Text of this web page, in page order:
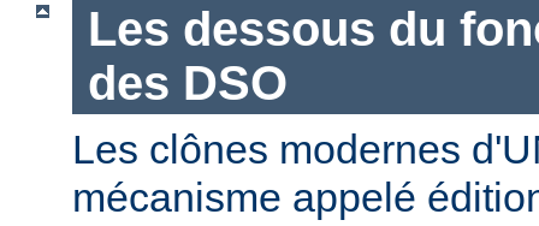
Les dessous du
des DSO
Les clônes modernes
mécanisme appelé